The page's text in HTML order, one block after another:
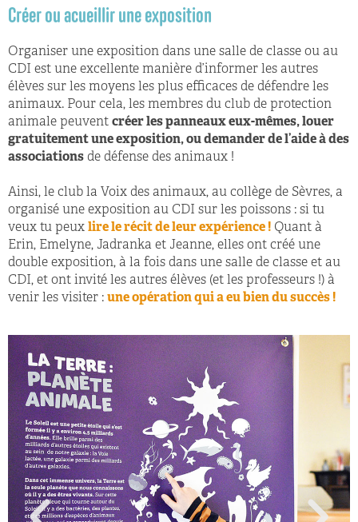
Créer ou acueillir une exposition
Organiser une exposition dans une salle de classe ou au
CDI est une excellente manière d’informer les autres
élèves sur les moyens les plus efficaces de défendre les
animaux. Pour cela, les membres du club de protection
animale peuvent créer les panneaux eux-mêmes, louer
gratuitement une exposition, ou demander de l’aide à des
associations de défense des animaux !
Ainsi, le club la Voix des animaux, au collège de Sèvres, a
organisé une exposition au CDI sur les poissons : si tu
veux tu peux lire le récit de leur expérience ! Quant à
Erin, Emelyne, Jadranka et Jeanne, elles ont créé une
double exposition, à la fois dans une salle de classe et au
CDI, et ont invité les autres élèves (et les professeurs !) à
venir les visiter : une opération qui a eu bien du succès !